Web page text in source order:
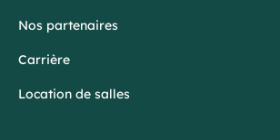
Nos partenaires
Carrière
Location de salles